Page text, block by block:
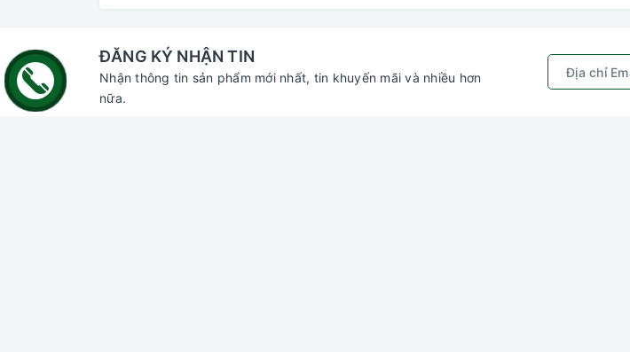
ĐĂNG KÝ NHẬN TIN
Nhận thông tin sản phẩm mới nhất, tin khuyến mãi và nhiều hơn
nữa.